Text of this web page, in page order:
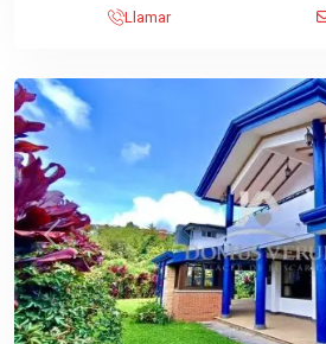
Llamar
Jeronimo,
Previous